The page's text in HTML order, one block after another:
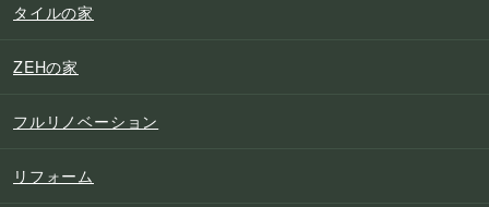
タイルの家
ZEHの家
フルリノベーション
リフォーム